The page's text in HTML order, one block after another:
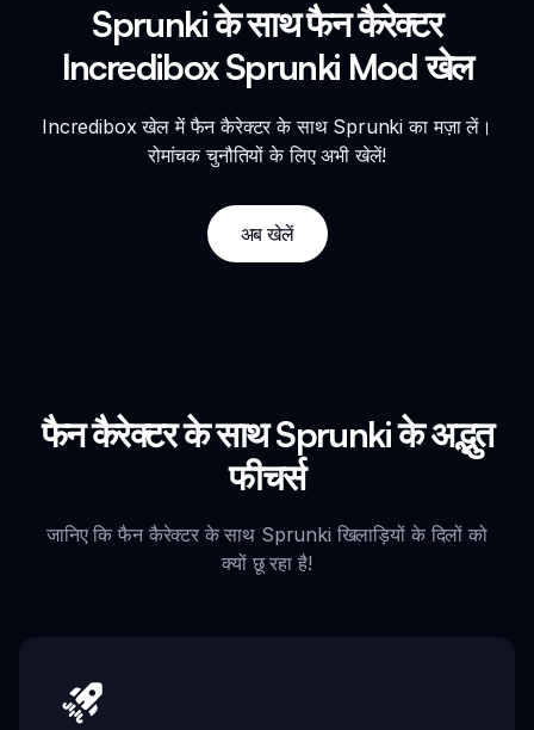
Sprunki के साथ फैन कैरेक्टर
Incredibox Sprunki Mod खेल
Incredibox खेल में फैन कैरेक्टर के साथ Sprunki का मज़ा लें।
रोमांचक चुनौतियों के लिए अभी खेलें!
अब खेलें
फैन कैरेक्टर के साथ Sprunki के अद्भुत
फीचर्स
जानिए कि फैन कैरेक्टर के साथ Sprunki खिलाड़ियों के दिलों को
क्यों छू रहा है!